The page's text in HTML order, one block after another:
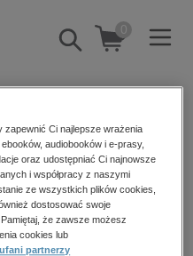
Pokaż/schowaj
wyszukiwarkę
0
wnętrz
Ci najlepsze wrażenia
audiobooków i e-prasy,
oraz udostępniać Ci najnowsze
i współpracy z naszymi
ze wszystkich plików cookies,
dostosować swoje
że zawsze możesz
cookies lub
partnerzy